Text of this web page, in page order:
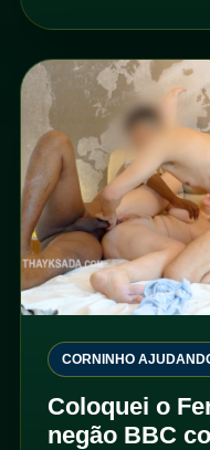
CORNINHO
Coloquei o
negão BBC